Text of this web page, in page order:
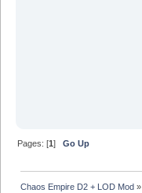
Pages: [1]Go Up
Chaos Empire D2 + LOD Mod »